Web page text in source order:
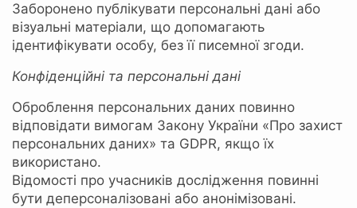
Заборонено публікувати персональні дані або
візуальні матеріали, що допомагають
ідентифікувати особу, без її писемної згоди.
Конфіденційні та персональні дані
Оброблення персональних даних повинно
відповідати вимогам Закону України «Про захист
персональних даних» та GDPR, якщо їх
використано.
Відомості про учасників дослідження повинні
бути деперсоналізовані або анонімізовані.